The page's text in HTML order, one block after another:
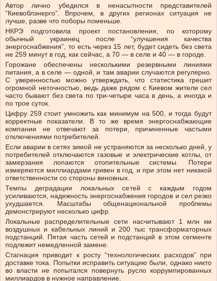
Автор лично убедился в ненасытности представителей
“Киевоблэнерго”. Впрочем, в других регионах ситуация не
лучше, разве что поборы поменьше.
НКРЭ подготовила проект постановления, по которому
обычный украинец после “улучшения качества
энергоснабжения”, то есть через 15 лет, будет сидеть без света
не 259 минут в год, как сейчас, а 70 — в селе и 40 — в городе.
Горожане обеспечены несколькими резервными линиями
питания, а в селе — одной, и там аварии случаются регулярно.
С уверенностью можно утверждать, что статистика грешит
огромной неточностью, ведь даже рядом с Киевом жители сел
часто бывают без света по три-четыре часа в день, а иногда и
по трое суток.
Цифру 259 стоит умножить как минимум на 500, и тогда будут
корректные показатели. В то же время энергоснабжающие
компании не отвечают за потери, причиненные частыми
отключениями потребителей.
Если аварии в сетях зимой не устраняются за несколько дней, у
потребителей отключаются газовые и электрические котлы, от
замерзания лопаются отопительные системы. Потери
измеряются миллиардами гривен в год, и при этом нет никакой
ответственности со стороны виновных.
Темпы деградации локальных сетей с каждым годом
усиливаются, надежность энергоснабжения городов и сел резко
ухудшается. Масштабы общенациональной проблемы
демонстрируют несколько цифр.
Локальные распределительные сети насчитывают 1 млн км
воздушных и кабельных линий и 200 тыс трансформаторных
подстанций. Пятая часть сетей и подстанций в этом сегменте
подлежит немедленной замене.
Стагнация приводит к росту “технологических расходов” при
доставке тока. Попытки исправить ситуацию были, однако никто
во власти не попытался повернуть русло коррумпированных
миллиардов в нужное направление.